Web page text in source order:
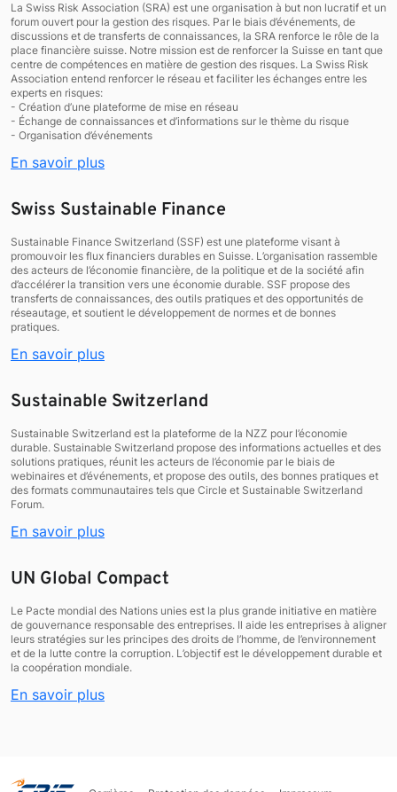
La Swiss Risk Association (SRA) est une organisation à but non lucratif et un
forum ouvert pour la gestion des risques. Par le biais d’événements, de
discussions et de transferts de connaissances, la SRA renforce le rôle de la
place financière suisse. Notre mission est de renforcer la Suisse en tant que
centre de compétences en matière de gestion des risques. La Swiss Risk
Association entend renforcer le réseau et faciliter les échanges entre les
experts en risques:
- Création d’une plateforme de mise en réseau
- Échange de connaissances et d’informations sur le thème du risque
- Organisation d’événements
En savoir plus
Swiss Sustainable Finance
Sustainable Finance Switzerland (SSF) est une plateforme visant à
promouvoir les flux financiers durables en Suisse. L’organisation rassemble
des acteurs de l’économie financière, de la politique et de la société afin
d’accélérer la transition vers une économie durable. SSF propose des
transferts de connaissances, des outils pratiques et des opportunités de
réseautage, et soutient le développement de normes et de bonnes
pratiques.
En savoir plus
Sustainable Switzerland
Sustainable Switzerland est la plateforme de la NZZ pour l’économie
durable. Sustainable Switzerland propose des informations actuelles et des
solutions pratiques, réunit les acteurs de l’économie par le biais de
webinaires et d’événements, et propose des outils, des bonnes pratiques et
des formats communautaires tels que Circle et Sustainable Switzerland
Forum.
En savoir plus
UN Global Compact
Le Pacte mondial des Nations unies est la plus grande initiative en matière
de gouvernance responsable des entreprises. Il aide les entreprises à aligner
leurs stratégies sur les principes des droits de l’homme, de l’environnement
et de la lutte contre la corruption. L’objectif est le développement durable et
la coopération mondiale.
En savoir plus